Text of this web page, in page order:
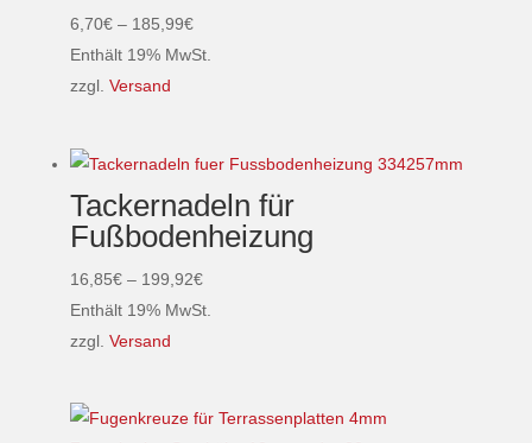
können
auf
werden
6,70€ – 185,99€Preisspanne:
6,70€
Enthält 19% MwSt.
zzgl. Versand
Produkt
mehrere
Varianten
auf.
Die
Optionen
der
Tackernadeln für
Fußbodenheizung
16,85€ – 199,92€Preisspanne:
16,85€
Enthält 19% MwSt.
zzgl. Versand
Produkt